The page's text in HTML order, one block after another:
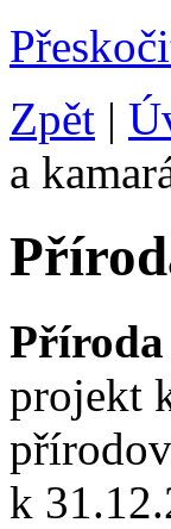
Zpět |
a
Příroda
projekt
k